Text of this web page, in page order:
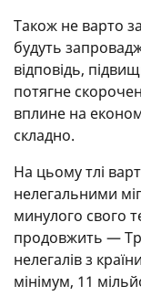
Також не варто
будуть
відповідь,
потягне
вплине на
складно.
На цьому тлі
нелегальними
минулого свого
продовжить —
нелегалів з
мінімум, 11